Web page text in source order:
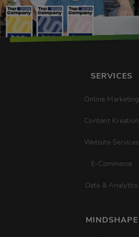
SERVICES
Online Marketing
Content Kreation
Website Services
E-Commerce
Data & Analytics
MINDSHAPE